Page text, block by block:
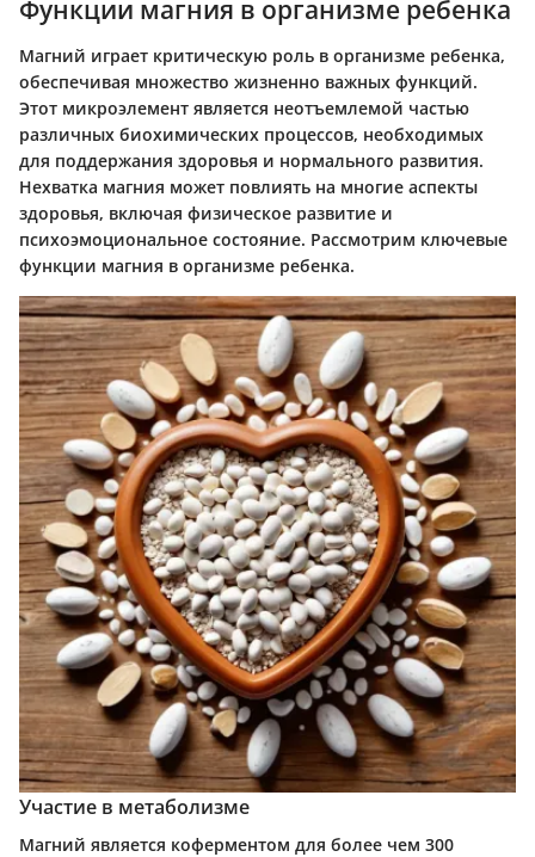
Функции магния в организме ребенка
Магний играет критическую роль в организме ребенка,
обеспечивая множество жизненно важных функций.
Этот микроэлемент является неотъемлемой частью
различных биохимических процессов, необходимых
для поддержания здоровья и нормального развития.
Нехватка магния может повлиять на многие аспекты
здоровья, включая физическое развитие и
психоэмоциональное состояние. Рассмотрим ключевые
функции магния в организме ребенка.
Участие в метаболизме
Магний является коферментом для более чем 300